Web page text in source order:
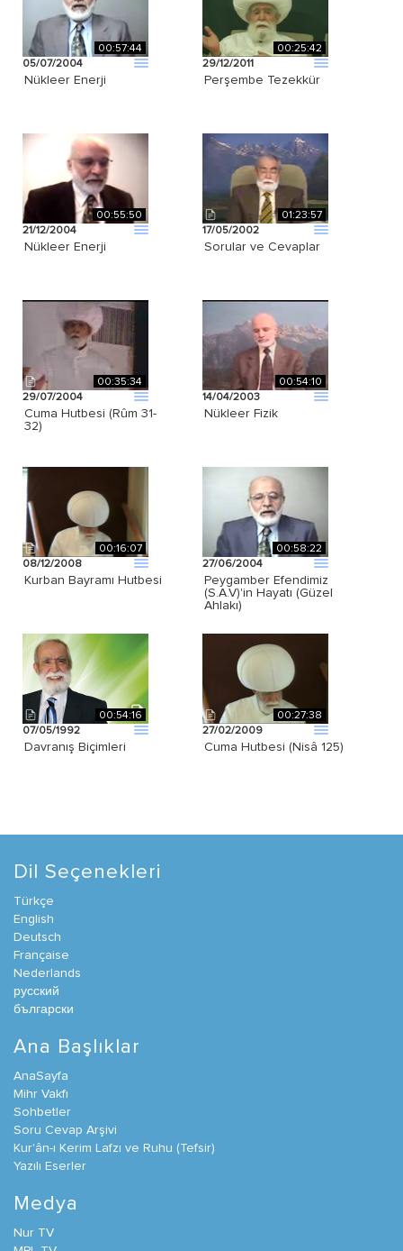
00:57:44
05/07/2004
Nükleer Enerji
00:25:42
29/12/2011
Perşembe Tezekkür
00:55:50
21/12/2004
Nükleer Enerji
01:23:57
17/05/2002
Sorular ve Cevaplar
00:35:34
29/07/2004
Cuma Hutbesi (Rûm 31-
32)
00:54:10
14/04/2003
Nükleer Fizik
00:16:07
08/12/2008
Kurban Bayramı Hutbesi
00:58:22
27/06/2004
Peygamber Efendimiz
(S.A.V)'in Hayatı (Güzel
Ahlakı)
00:54:16
07/05/1992
Davranış Biçimleri
00:27:38
27/02/2009
Cuma Hutbesi (Nisâ 125)
Dil Seçenekleri
Türkçe
English
Deutsch
Française
Nederlands
русский
български
Ana Başlıklar
AnaSayfa
Mihr Vakfı
Sohbetler
Soru Cevap Arşivi
Kur'ân-ı Kerim Lafzı ve Ruhu (Tefsir)
Yazılı Eserler
Medya
Nur TV